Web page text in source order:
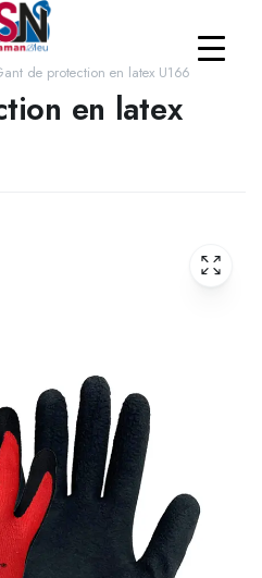
de protection en latex U166
en latex